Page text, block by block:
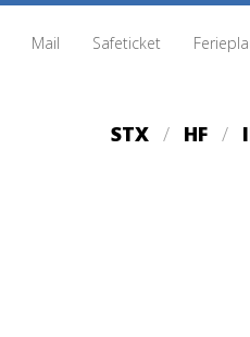
Mail Safeticket
STX HF